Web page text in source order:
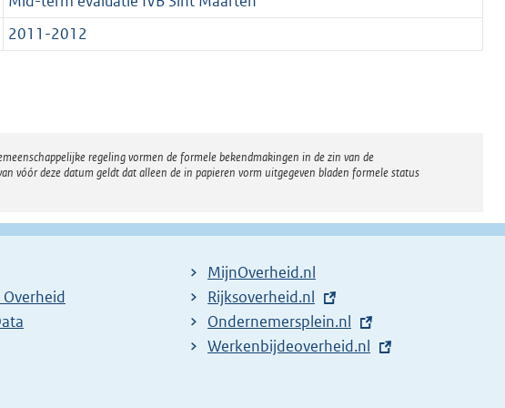
2011-2012
regeling vormen de formele bekendmakingen in de zin van de
vóór deze datum geldt dat alleen de in papieren vorm uitgegeven bladen formele status
MijnOverheid.nl
E
x
t
Rijksoverheid.nl
E
x
Ondernemersplein.nl
E
Werkenbijdeoverheid.nl